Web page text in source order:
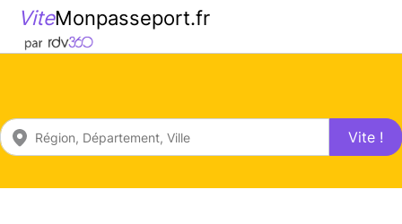
ViteMonpasseport.fr
Vite !